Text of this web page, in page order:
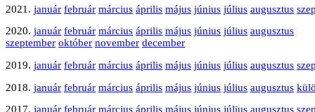
2021. január február március április május június július augusztus
2020. január február március április május június július augusztus
szeptember október november december
2019. január február március április május június július augusztus
2018. január február március április május június július augusztus
2017. január február március április május június július augusztus